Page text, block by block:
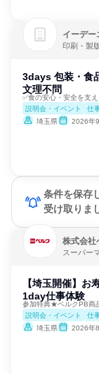
イーデー
印刷・製
3days 包装・食
文理不問
✅食の安心・安全を支
説明会・イベント
仕
埼玉県
2026年
条件を保存
受け取りま
株式会社
スーパー
【埼玉開催】お
1day仕事体験
参加特典★ベルクPB商
説明会・イベント
仕
埼玉県
2026年